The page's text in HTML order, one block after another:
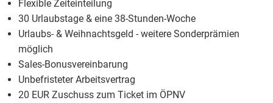
Flexible Zeiteinteilung
30 Urlaubstage & eine 38-Stunden-Woche
Urlaubs- & Weihnachtsgeld - weitere Sonderprämien
möglich
Sales-Bonusvereinbarung
Unbefristeter Arbeitsvertrag
20 EUR Zuschuss zum Ticket im ÖPNV